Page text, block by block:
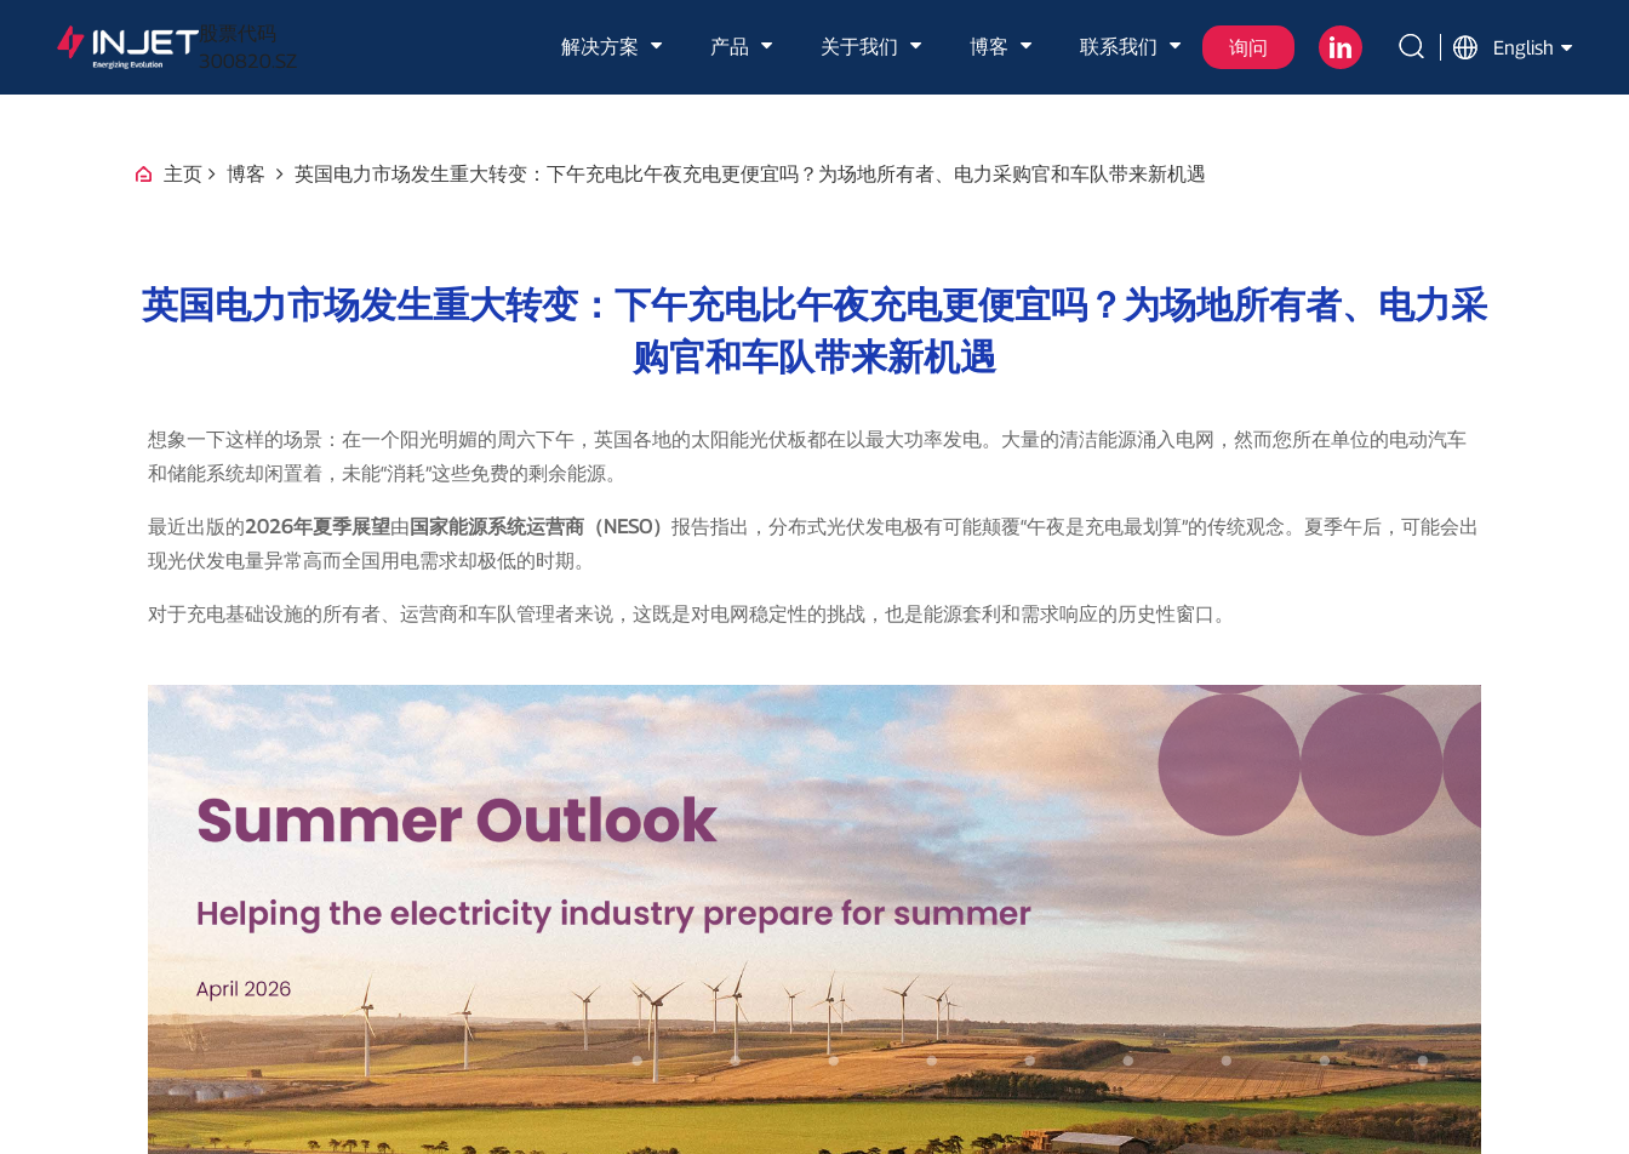
股票代码
300820.SZ
解决方案 产品 关于我们 博客 联系我们 询问 English
主页 博客 英国电力市场发生重大转变：下午充电比午夜充电更便宜吗？为场地所有者、电力采购官和车队带来新机遇
英国电力市场发生重大转变：下午充电比午夜充电更便宜吗？为场地所有者、电力采
购官和车队带来新机遇
想象一下这样的场景：在一个阳光明媚的周六下午，英国各地的太阳能光伏板都在以最大功率发电。大量的清洁能源涌入电网，然而您所在单位的电动汽车
和储能系统却闲置着，未能“消耗”这些免费的剩余能源。
最近出版的2026年夏季展望由 国家能源系统运营商（NESO） 报告指出，分布式光伏发电极有可能颠覆“午夜是充电最划算”的传统观念。夏季午后，可能会出
现光伏发电量异常高而全国用电需求却极低的时期。
对于充电基础设施的所有者、运营商和车队管理者来说，这既是对电网稳定性的挑战，也是能源套利和需求响应的历史性窗口。